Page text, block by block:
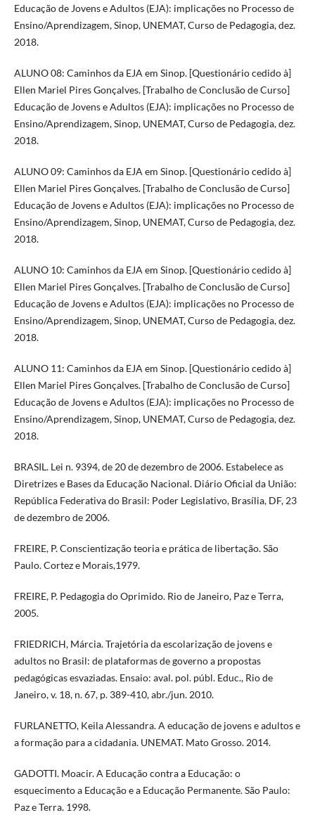
Educação de Jovens e Adultos (EJA): implicações no Processo de
Ensino/Aprendizagem, Sinop, UNEMAT, Curso de Pedagogia, dez.
2018.
ALUNO 08: Caminhos da EJA em Sinop. [Questionário cedido à]
Ellen Mariel Pires Gonçalves. [Trabalho de Conclusão de Curso]
Educação de Jovens e Adultos (EJA): implicações no Processo de
Ensino/Aprendizagem, Sinop, UNEMAT, Curso de Pedagogia, dez.
2018.
ALUNO 09: Caminhos da EJA em Sinop. [Questionário cedido à]
Ellen Mariel Pires Gonçalves. [Trabalho de Conclusão de Curso]
Educação de Jovens e Adultos (EJA): implicações no Processo de
Ensino/Aprendizagem, Sinop, UNEMAT, Curso de Pedagogia, dez.
2018.
ALUNO 10: Caminhos da EJA em Sinop. [Questionário cedido à]
Ellen Mariel Pires Gonçalves. [Trabalho de Conclusão de Curso]
Educação de Jovens e Adultos (EJA): implicações no Processo de
Ensino/Aprendizagem, Sinop, UNEMAT, Curso de Pedagogia, dez.
2018.
ALUNO 11: Caminhos da EJA em Sinop. [Questionário cedido à]
Ellen Mariel Pires Gonçalves. [Trabalho de Conclusão de Curso]
Educação de Jovens e Adultos (EJA): implicações no Processo de
Ensino/Aprendizagem, Sinop, UNEMAT, Curso de Pedagogia, dez.
2018.
BRASIL. Lei n. 9394, de 20 de dezembro de 2006. Estabelece as
Diretrizes e Bases da Educação Nacional. Diário Oficial da União:
República Federativa do Brasil: Poder Legislativo, Brasília, DF, 23
de dezembro de 2006.
FREIRE, P. Conscientização teoria e prática de libertação. São
Paulo. Cortez e Morais,1979.
FREIRE, P. Pedagogia do Oprimido. Rio de Janeiro, Paz e Terra,
2005.
FRIEDRICH, Márcia. Trajetória da escolarização de jovens e
adultos no Brasil: de plataformas de governo a propostas
pedagógicas esvaziadas. Ensaio: aval. pol. públ. Educ., Rio de
Janeiro, v. 18, n. 67, p. 389-410, abr./jun. 2010.
FURLANETTO, Keila Alessandra. A educação de jovens e adultos e
a formação para a cidadania. UNEMAT. Mato Grosso. 2014.
GADOTTI. Moacir. A Educação contra a Educação: o
esquecimento a Educação e a Educação Permanente. São Paulo:
Paz e Terra. 1998.